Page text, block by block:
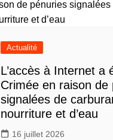
Actualité
L’accès à Internet a
Crimée en raison de
signalées de
nourriture et d’eau
16 juillet 2026